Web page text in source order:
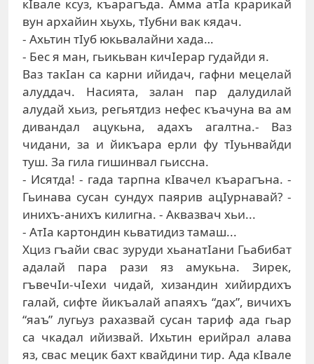
кIвале ксуз, къарагъда. Амма атIа крарикай
вун архайин хьухь, тIубни вак кядач.
- Ахьтин тIуб юкьвалайни хада…
- Бес я ман, гьикьван кичIерар гудайди я.
Ваз такIан са карни ийидач, гафни мецелай
алуддач. Насията, залан пар далудилай
алудай хьиз, регьятдиз нефес къачуна ва ам
дивандал ацукьна, адахъ агалтна.- Ваз
чидани, за и йикъара ерли фу тIуьнвайди
туш. За гила гишинвал гьиссна.
- Исятда! - гада тарпна кIвачел къарагъна. -
Гьинава сусан сундух паярив ацIурнавай? -
инихъ-анихъ килигна. - Аквазвач хьи...
- АтIа картондин кьватидиз тамаш...
Хциз гъайи свас зуруди хьанатIани Гьабибат
адалай пара рази яз амукьна. Зирек,
гъвечIи-чIехи чидай, хизандин хийирдихъ
галай, сифте йикъалай апаяхъ “дах”, вичихъ
“яаъ” лугьуз рахазвай сусан тариф ада гьар
са чкадал ийизвай. Ихьтин ерийрал алава
яз, свас мецик бахт квайдини тир. Ада кIвале